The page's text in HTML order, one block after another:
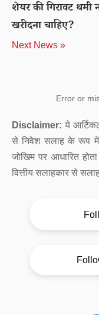
शेयर की गिरावट थमी
खरीदना चाहिए?
Next News »
Error or
Disclaimer: ये
से निवेश सलाह के रूप में
जोखिम पर आधारित
वित्तीय सलाहकार से